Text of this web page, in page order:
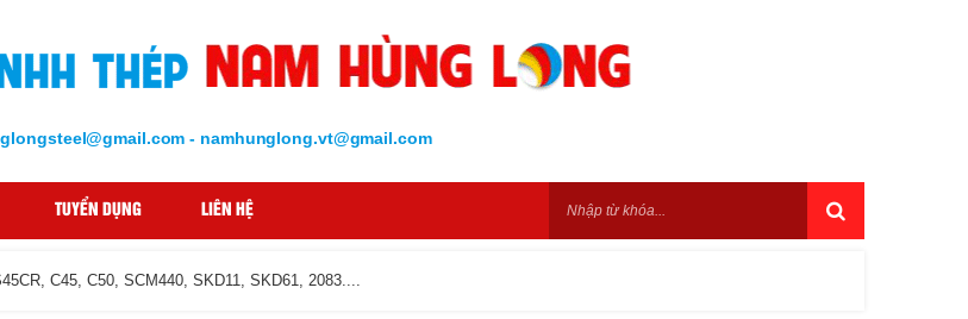
- namhunglong.vt@gmail.com
TUYỂN DỤNG LIÊN HỆ
C45, C50, SCM440, SKD11, SKD61, 2083....